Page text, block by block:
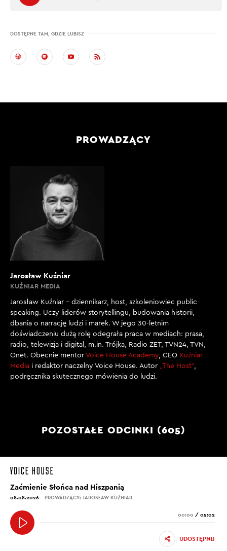
DOSTĘPNE TAM, GDZIE LUBISZ
PROWADZĄCY
Jarosław Kuźniar
KUŹNIAR MEDIA
Jarosław Kuźniar – dziennikarz, host, szkoleniowiec public
speaking. Uczy liderów storytellingu, budowania historii,
dbania o narrację ludzi i marek. W jego 30-letnim
doświadczeniu dużą rolę odegrała praca w mediach: prasa,
radio, telewizja i digital, m.in. Trójka, Radio ZET, TVN24, TVN,
Onet. Obecnie mentor Voice House Academy, CEO Kuźniar
Media i redaktor naczelny Voice House. Autor „The Host”,
podręcznika skutecznego mówienia do ludzi.
POZOSTAŁE ODCINKI (605)
Zaćmienie Słońca nad Hiszpanią
08.08.2026 PROWADZĄCY: JAROSŁAW KUŹNIAR
00:00 / 05:02
UDOSTĘPNIJ